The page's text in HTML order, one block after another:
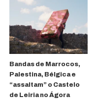
Bandas de Marrocos,
Palestina, Bélgica e
“assaltam” o Castelo
de Leiria no Ágora